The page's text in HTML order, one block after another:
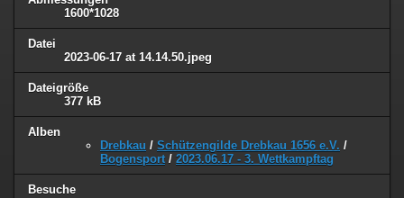
1600*1028
Datei
2023-06-17 at 14.14.50.jpeg
Dateigröße
377 kB
Alben
Drebkau / Schützengilde Drebkau 1656 e.V. /
Bogensport / 2023.06.17 - 3. Wettkampftag
Besuche